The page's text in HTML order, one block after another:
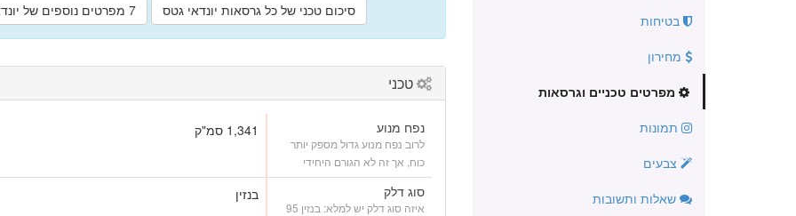
בטיחות
מחירון
מפרטים טכניים וגרסאות
תמונות
צבעים
שאלות ותשובות
סיכום טכני של כל גרסאות יונדאי גטס 7 מפרטים נוספים של יונדאי גטס
טכני
נפח מנוע
לרוב נפח מנוע גדול מספק יותר
כוח, אך זה לא הגורם היחידי
1,341 סמ"ק
סוג דלק
איזה סוג דלק יש למלא: בנזין 95
בנזין